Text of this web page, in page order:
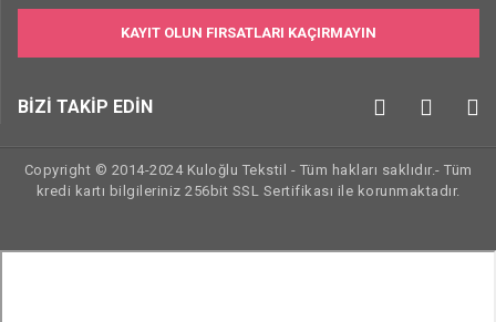
KAYIT OLUN FIRSATLARI KAÇIRMAYIN
BİZİ TAKİP EDİN
Copyright © 2014-2024 Kuloğlu Tekstil - Tüm hakları saklıdır.- Tüm
kredi kartı bilgileriniz 256bit SSL Sertifikası ile korunmaktadır.